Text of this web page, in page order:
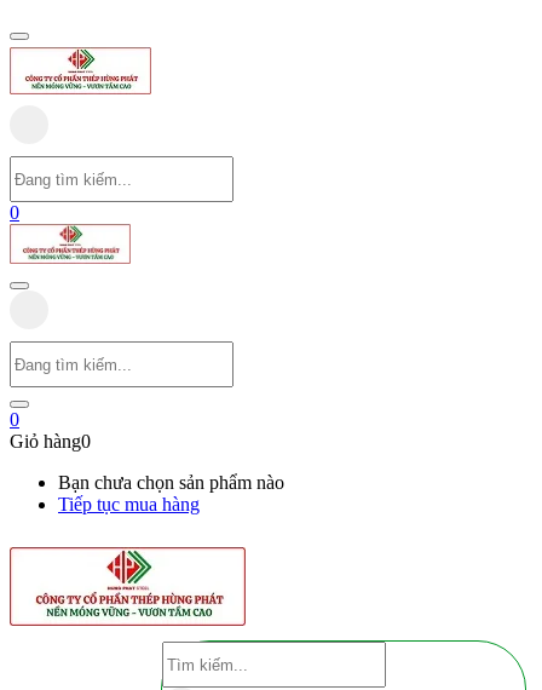
0
0
Giỏ hàng0
Bạn chưa chọn sản phẩm nào
Tiếp tục mua hàng